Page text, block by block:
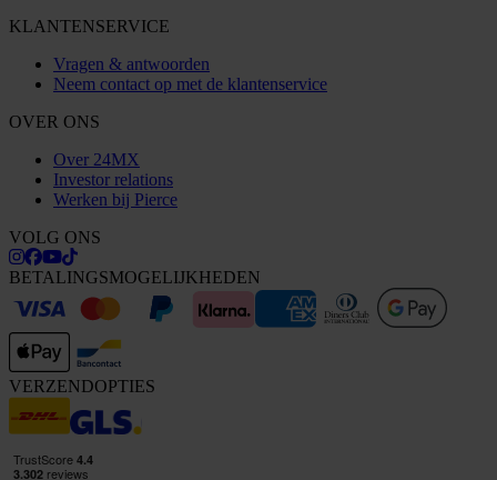
KLANTENSERVICE
Vragen & antwoorden
Neem contact op met de klantenservice
OVER ONS
Over 24MX
Investor relations
Werken bij Pierce
VOLG ONS
BETALINGSMOGELIJKHEDEN
VERZENDOPTIES